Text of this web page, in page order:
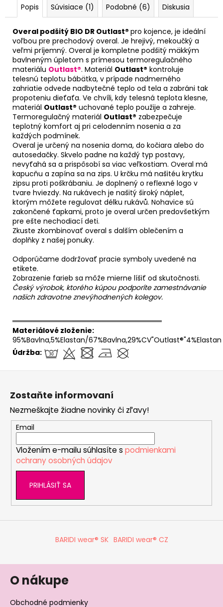
Popis Súvisiace (1) Podobné (6) Diskusia
Overal podšitý BIO DR Outlast® pro kojence, je ideální
voľbou pre prechodový overal. Je hrejivý, mekoučký a
veľmi príjemný. Overal je kompletne podšitý mäkkým
bavlneným úpletom s prímesou termoregulačného
materiálu Outlast®. Materiál Outlast® kontroluje
telesnú teplotu bábätka, v prípade nadmerného
zahriatie odvede nadbytečné teplo od tela a zabráni tak
propoteniu dieťaťa. Ve chvíli, kdy telesná teplota klesne,
materiál Outlast® uchované teplo použije a zahreje.
Termoregulačný materiál Outlast® zabezpečuje
teplotný komfort aj pri celodenním nosenia a za
každých podmínek.
Overal je určený na nosenia doma, do kočiara alebo do
autosedačky. Skvelo padne na každý typ postavy,
nevyťahá sa a prispôsobí sa viac veľkostiam. Overal má
kapucňu a zapína sa na zips. U krčku má našitéu krytku
zipsu proti poškrábaniu. Je doplnený o reflexné logo v
tvare hviezdy. Na rukávech je našitý široký náplet,
ktorým môžete regulovat délku rukávů. Nohavice sú
zakončené ťapkami, proto je overal určen predovšetkým
pre ešte nechodiací deti.
Zkuste zkombinovať overal s dalším oblečením a
doplňky z našej ponuky.
Odporúčame dodržovať pracie symboly uvedené na
etikete.
Zobrazenie farieb sa môže mierne líšiť od skutočnosti.
Český výrobok, ktorého kúpou podporíte zamestnávanie
našich zdravotne znevýhodnených kolegov.
══════════════════════════════
Materiálové zloženie:
95%Bavlna,5%Elastan/67%Bavlna,29%CV"Outlast®"4%Elastan
Údržba:
Zostaňte informovaní
Nezmeškajte žiadne novinky či zľavy!
Email
Vložením e-mailu súhlasíte s podmienkami
ochrany osobných údajov
PRIHLÁSIŤ SA
BARIDI wear® SK BARIDI wear® CZ
O nákupe
Obchodné podmienky